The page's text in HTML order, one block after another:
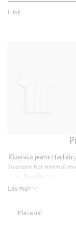
Liten
utav
shirt
bomull
fit
Läs mer
Klassiska jeans i
Jeansen har normal
Femficksmodell
Innerbenslängd
Material